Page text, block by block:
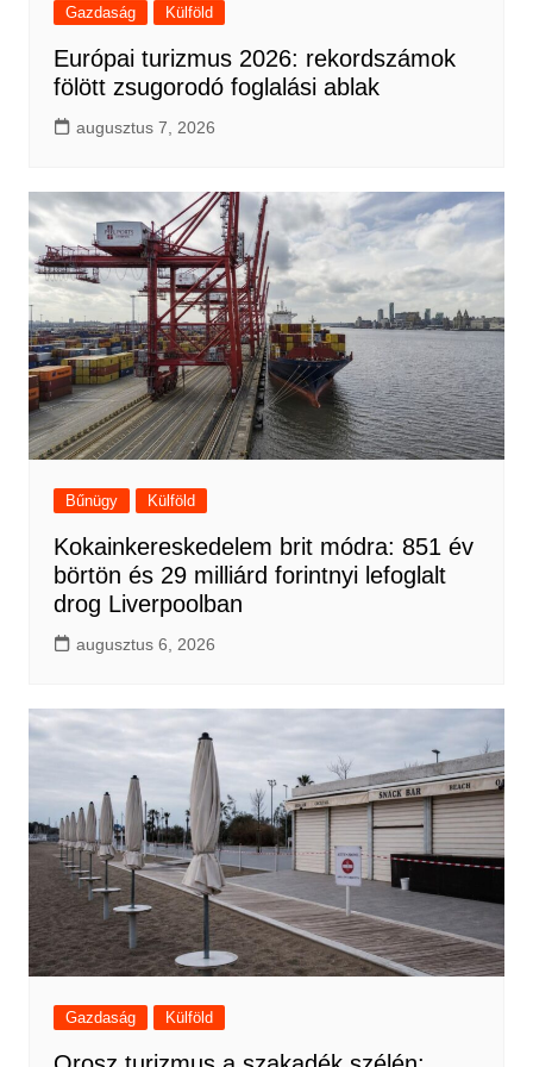
Gazdaság Külföld
Európai turizmus 2026: rekordszámok
fölött zsugorodó foglalási ablak
augusztus 7, 2026
Bűnügy Külföld
Kokainkereskedelem brit módra: 851 év
börtön és 29 milliárd forintnyi lefoglalt
drog Liverpoolban
augusztus 6, 2026
Gazdaság Külföld